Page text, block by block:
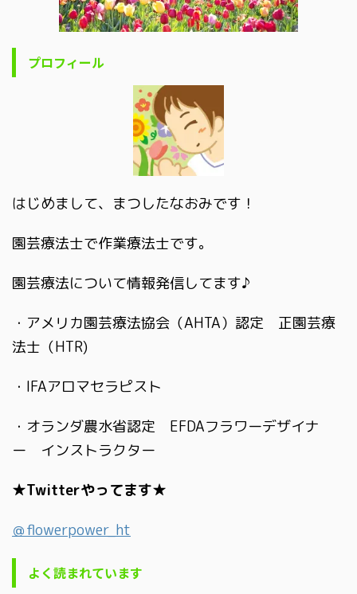
プロフィール
はじめまして、まつしたなおみです！
園芸療法士で作業療法士です。
園芸療法について情報発信してます♪
・アメリカ園芸療法協会（AHTA）認定 正園芸療
法士（HTR)
・IFAアロマセラピスト
・オランダ農水省認定 EFDAフラワーデザイナ
ー インストラクター
★Twitterやってます★
＠flowerpower_ht
よく読まれています